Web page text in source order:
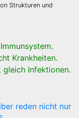
Strukturen und
Krankheiten.
gleich Infektionen.
reden nicht nur